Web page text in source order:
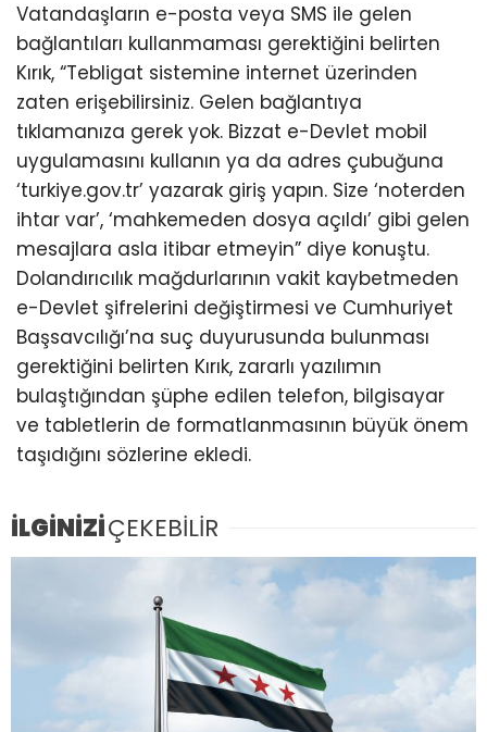
Vatandaşların e-posta veya SMS ile gelen
bağlantıları kullanmaması gerektiğini belirten
Kırık, “Tebligat sistemine internet üzerinden
zaten erişebilirsiniz. Gelen bağlantıya
tıklamanıza gerek yok. Bizzat e-Devlet mobil
uygulamasını kullanın ya da adres çubuğuna
‘turkiye.gov.tr’ yazarak giriş yapın. Size ‘noterden
ihtar var’, ‘mahkemeden dosya açıldı’ gibi gelen
mesajlara asla itibar etmeyin” diye konuştu.
Dolandırıcılık mağdurlarının vakit kaybetmeden
e-Devlet şifrelerini değiştirmesi ve Cumhuriyet
Başsavcılığı’na suç duyurusunda bulunması
gerektiğini belirten Kırık, zararlı yazılımın
bulaştığından şüphe edilen telefon, bilgisayar
ve tabletlerin de formatlanmasının büyük önem
taşıdığını sözlerine ekledi.
İLGİNİZİÇEKEBİLİR